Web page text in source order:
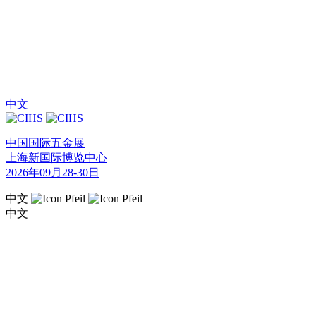
中文
中国国际五金展
上海新国际博览中心
2026年09月28-30日
中文
中文